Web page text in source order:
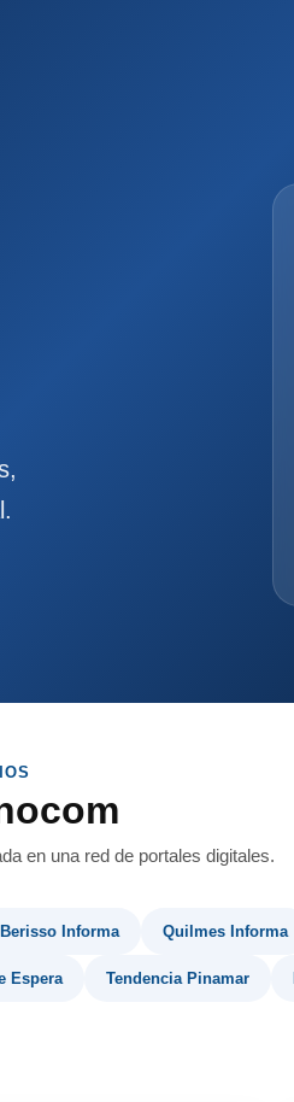
en una red de portales digitales.
Berisso Informa Quilmes Informa
Espera Tendencia Pinamar